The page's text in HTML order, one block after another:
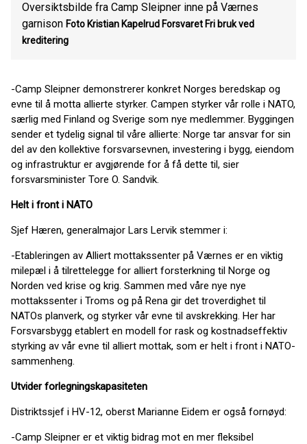
Oversiktsbilde fra Camp Sleipner inne på Værnes
garnison Foto Kristian Kapelrud Forsvaret Fri bruk ved
kreditering
-Camp Sleipner demonstrerer konkret Norges beredskap og
evne til å motta allierte styrker. Campen styrker vår rolle i NATO,
særlig med Finland og Sverige som nye medlemmer. Byggingen
sender et tydelig signal til våre allierte: Norge tar ansvar for sin
del av den kollektive forsvarsevnen, investering i bygg, eiendom
og infrastruktur er avgjørende for å få dette til, sier
forsvarsminister Tore O. Sandvik.
Helt i front i NATO
Sjef Hæren, generalmajor Lars Lervik stemmer i:
-Etableringen av Alliert mottakssenter på Værnes er en viktig
milepæl i å tilrettelegge for alliert forsterkning til Norge og
Norden ved krise og krig. Sammen med våre nye nye
mottakssenter i Troms og på Rena gir det troverdighet til
NATOs planverk, og styrker vår evne til avskrekking. Her har
Forsvarsbygg etablert en modell for rask og kostnadseffektiv
styrking av vår evne til alliert mottak, som er helt i front i NATO-
sammenheng.
Utvider forlegningskapasiteten
Distriktssjef i HV-12, oberst Marianne Eidem er også fornøyd:
-Camp Sleipner er et viktig bidrag mot en mer fleksibel